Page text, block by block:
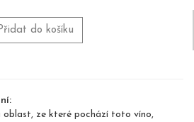
Přidat do košíku
oblast, ze které pochází toto víno,